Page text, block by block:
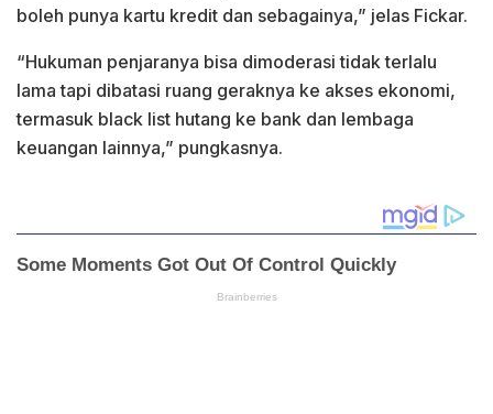
boleh punya kartu kredit dan sebagainya,” jelas Fickar.
“Hukuman penjaranya bisa dimoderasi tidak terlalu
lama tapi dibatasi ruang geraknya ke akses ekonomi,
termasuk black list hutang ke bank dan lembaga
keuangan lainnya,” pungkasnya.